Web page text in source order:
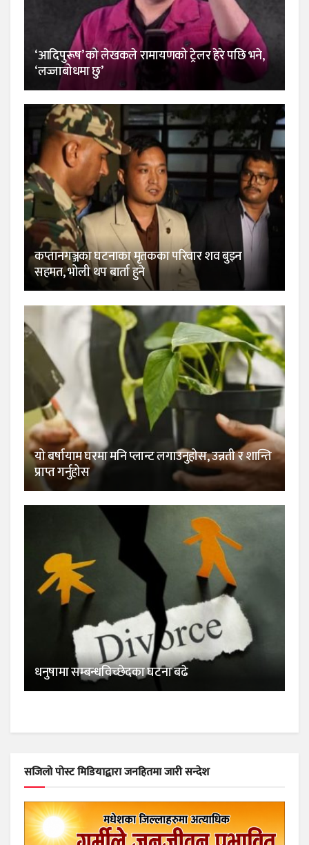
‘आदिपुरूष’ को लेखकले रामायणको ट्रेलर हेरे पछि भने,
‘लज्जाबोधमा छु’
कप्तानगञ्जका घटनाका मृतकका परिवार शव बुझ्न
सहमत, भोली थप बार्ता हुने
यो बर्षायाम घरमा मनि प्लान्ट लगाउनुहोस, उन्नती र शान्ति
प्राप्त गर्नुहोस
धनुषामा सम्बन्धविच्छेदका घटना बढे
सजिलो पोस्ट मिडियाद्वारा जनहितमा जारी सन्देश